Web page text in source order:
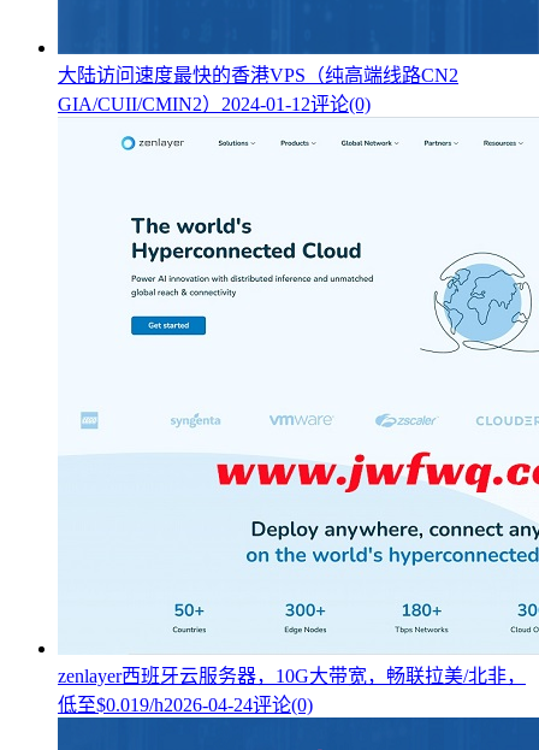
大陆访问速度最快的香港VPS（纯高端线路CN2
GIA/CUII/CMIN2） 2024-01-12评论(0)
zenlayer西班牙云服务器，10G大带宽，畅联拉美/北非，
低至$0.019/h2026-04-24评论(0)